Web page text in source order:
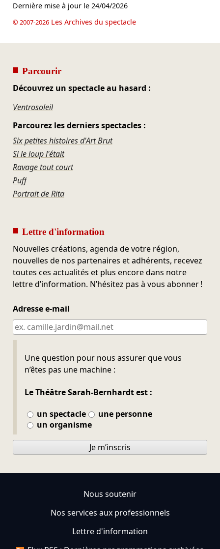
Dernière mise à jour le 24/04/2026
© 2007-2026Les Archives du spectacle
Parcourir
Découvrez un spectacle au hasard :
Ventrosoleil
Parcourez les derniers spectacles :
Six petites histoires d'Art Brut
Si le loup l'était
Ravage tout court
Puff
Portrait de Rita
Lettre d'information
Nouvelles créations, agenda de votre région,
nouvelles de nos partenaires et adhérents, recevez
toutes ces actualités et plus encore dans notre
lettre d’information. N’hésitez pas à vous abonner !
Adresse e-mail
Une question pour nous assurer que vous
n’êtes pas une machine :
Le Théâtre Sarah-Bernhardt est :
un spectacle
une personne
un organisme
Ne pas remplir
Je m’inscris
Nous soutenir
Nos services aux professionnels
Lettre d'information